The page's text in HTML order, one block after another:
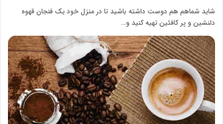
شاید شماهم هم دوست داشته باشید تا در منزل خود یک فنجان قهوه
دلنشین و پر کافئین تهیه کنید و…